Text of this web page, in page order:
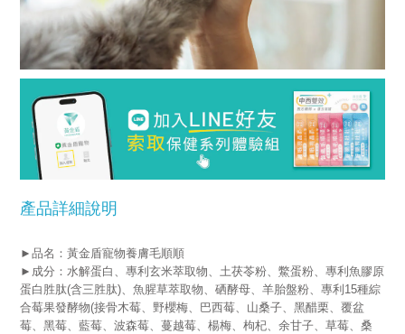
產品詳細說明
►品名：黃金盾寵物養膚毛順順
►成分：水解蛋白、專利玄米萃取物、土茯苓粉、鱉蛋粉、專利魚膠原
蛋白胜肽(含三胜肽)、魚腥草萃取物、硒酵母、羊胎盤粉、專利15種綜
合莓果發酵物(接骨木莓、野櫻梅、巴西莓、山桑子、黑醋栗、覆盆
莓、黑莓、藍莓、波森莓、蔓越莓、楊梅、枸杞、余甘子、草莓、桑